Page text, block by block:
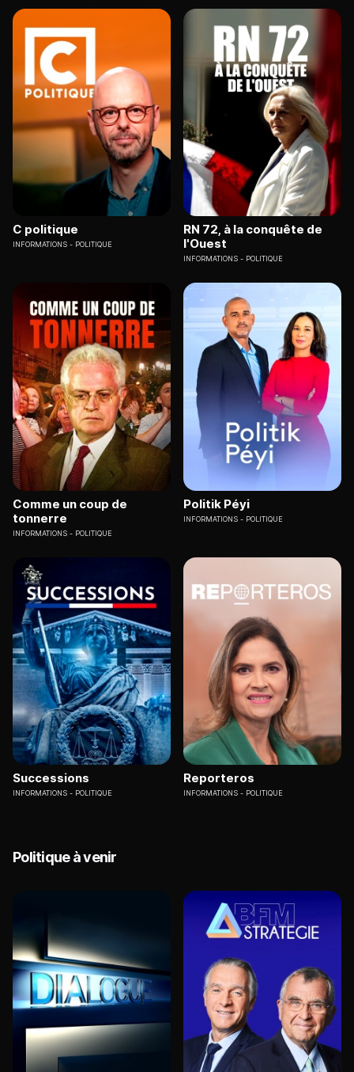
C politique
INFORMATIONS POLITIQUE
RN 72, à la conquête de
l'Ouest
INFORMATIONS POLITIQUE
Comme un coup de
tonnerre
INFORMATIONS POLITIQUE
Politik Péyi
INFORMATIONS POLITIQUE
Successions
INFORMATIONS POLITIQUE
Reporteros
INFORMATIONS POLITIQUE
Politique à venir